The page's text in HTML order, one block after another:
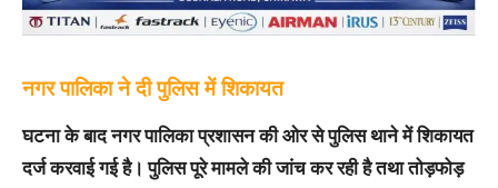
नगर पालिका ने दी पुलिस में शिकायत
घटना के बाद नगर पालिका प्रशासन की ओर से पुलिस थाने में शिकायत
दर्ज करवाई गई है। पुलिस पूरे मामले की जांच कर रही है तथा तोड़फोड़